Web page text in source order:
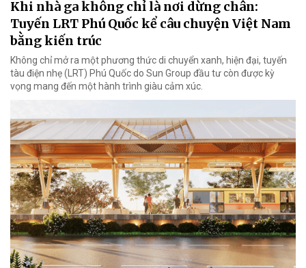
Khi nhà ga không chỉ là nơi dừng chân:
Tuyến LRT Phú Quốc kể câu chuyện Việt Nam
bằng kiến trúc
Không chỉ mở ra một phương thức di chuyển xanh, hiện đại, tuyến
tàu điện nhẹ (LRT) Phú Quốc do Sun Group đầu tư còn được kỳ
vọng mang đến một hành trình giàu cảm xúc.